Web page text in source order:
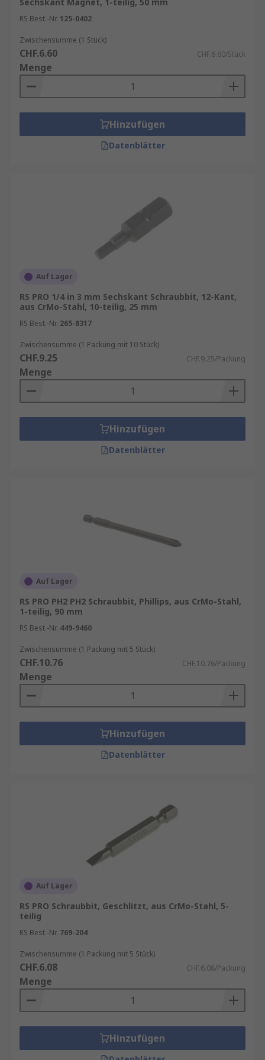
Materialqualität
: Achten Sie auf
gehärteten Stahl und eine saubere
Verarbeitung.
Magnetische Bit-Halterung
: Für einfaches
Einsetzen und sicheren Halt.
Kompakte und robuste
Schutz vor Verlust.
Markenqualität: Hersteller wie Wiha,
Wera, Bosch oder Makita stehen für
Anwendung Schraubendreherbitsatz
, die regelmäßig kleinere
durchführen.
Elektriker und Installateur, die mit
unterschiedlichen Schraubentypen
arbeiten.
Mechaniker, die präzise und belastbare
Werkzeuge benötigen.
DIY-Enthusiasten, die Wert auf Flexibilität
und Ordnung legen.
RS Best.-Nr. 125-0402
Zwischensumme (1 Stück)
CHF.6.60 CHF.6.60/Stück
Menge
Hinzufügen
Datenblätter
Auf Lager
RS PRO 1/4 in 3 mm Sechskant Schraubbit, 12-Kant,
aus CrMo-Stahl, 10-teilig, 25 mm
RS Best.-Nr. 265-8317
Zwischensumme (1 Packung mit 10 Stück)
CHF.9.25 CHF.9.25/Packung
Menge
Hinzufügen
Datenblätter
Auf Lager
RS PRO PH2 PH2 Schraubbit, Phillips, aus CrMo-Stahl,
1-teilig, 90 mm
RS Best.-Nr. 449-9460
Zwischensumme (1 Packung mit 5 Stück)
CHF.10.76 CHF.10.76/Packung
Menge
Hinzufügen
Datenblätter
Auf Lager
RS PRO Schraubbit, Geschlitzt, aus CrMo-Stahl, 5-
teilig
RS Best.-Nr. 769-204
Zwischensumme (1 Packung mit 5 Stück)
CHF.6.08 CHF.6.08/Packung
Menge
Hinzufügen